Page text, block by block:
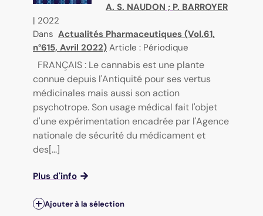
A. S. NAUDON ; P. BARROYER
| 2022
Dans Actualités Pharmaceutiques (Vol.61,
n°615, Avril 2022) Article : Périodique
FRANÇAIS : Le cannabis est une plante
connue depuis l'Antiquité pour ses vertus
médicinales mais aussi son action
psychotrope. Son usage médical fait l'objet
d'une expérimentation encadrée par l'Agence
nationale de sécurité du médicament et
des[...]
Plus d'info
Ajouter à la sélection